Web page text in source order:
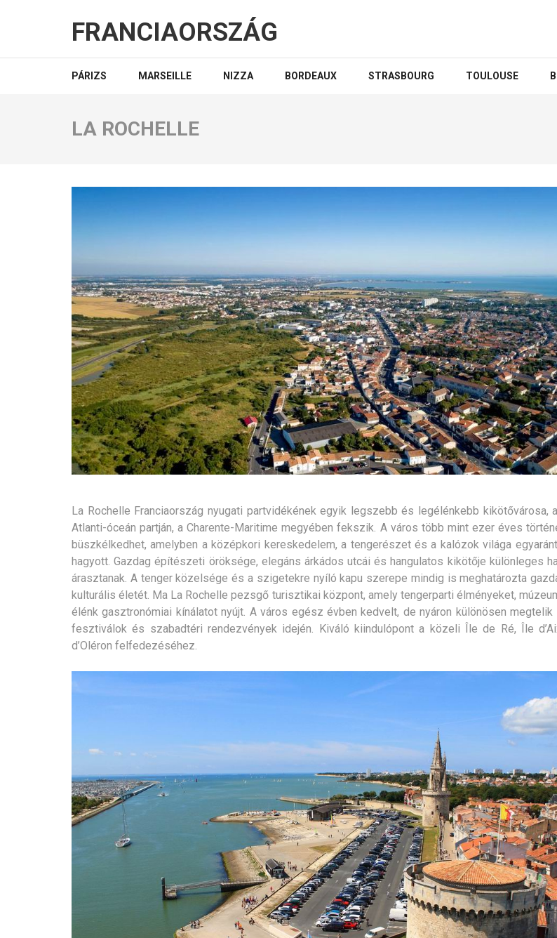
FRANCIAORSZÁG
PÁRIZS MARSEILLE NIZZA BORDEAUX STRASBOURG TOULOUSE
LA ROCHELLE
La Rochelle Franciaország nyugati partvidékének egyik legszebb és legélénkebb kikötővárosa,
Atlanti-óceán partján, a Charente-Maritime megyében fekszik. A város több mint ezer éves
büszkélkedhet, amelyben a középkori kereskedelem, a tengerészet és a kalózok világa
hagyott. Gazdag építészeti öröksége, elegáns árkádos utcái és hangulatos kikötője különleges
árasztanak. A tenger közelsége és a szigetekre nyíló kapu szerepe mindig is meghatározta
kulturális életét. Ma La Rochelle pezsgő turisztikai központ, amely tengerparti élményeket,
élénk gasztronómiai kínálatot nyújt. A város egész évben kedvelt, de nyáron különösen
fesztiválok és szabadtéri rendezvények idején. Kiváló kiindulópont a közeli Île de Ré, Île
d’Oléron felfedezéséhez.